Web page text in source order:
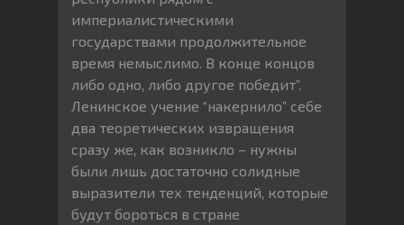
империалистическими
государствами продолжительное
время немыслимо. В конце концов
либо одно, либо другое победит”.
Ленинское учение “накернило” себе
два теоретических извращения
сразу же, как возникло – нужны
были лишь достаточно солидные
выразители тех тенденций, которые
будут бороться в стране